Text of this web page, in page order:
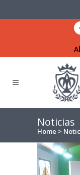
Noticias
Home >